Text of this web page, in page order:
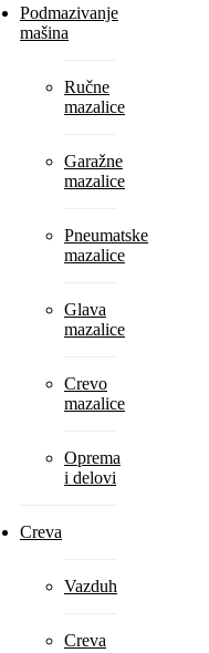
Podmazivanje
mašina
Ručne
mazalice
Garažne
mazalice
Pneumatske
mazalice
Glava
mazalice
Crevo
mazalice
Oprema
i delovi
Creva
Vazduh
Creva